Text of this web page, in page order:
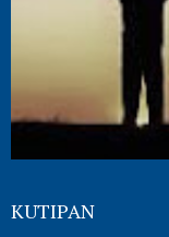
KUTIPAN